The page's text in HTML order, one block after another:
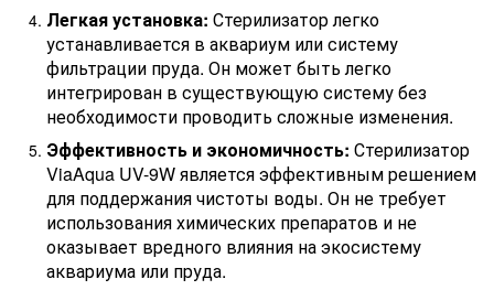
Легкая установка: Стерилизатор легко
устанавливается в аквариум или систему
фильтрации пруда. Он может быть легко
интегрирован в существующую систему без
необходимости проводить сложные изменения.
Эффективность и экономичность: Стерилизатор
ViaAqua UV-9W является эффективным решением
для поддержания чистоты воды. Он не требует
использования химических препаратов и не
оказывает вредного влияния на экосистему
аквариума или пруда.